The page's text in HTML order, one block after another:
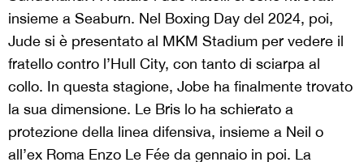
insieme a Seaburn. Nel Boxing Day del 2024, poi,
Jude si è presentato al MKM Stadium per vedere il
fratello contro l’Hull City, con tanto di sciarpa al
collo. In questa stagione, Jobe ha finalmente trovato
la sua dimensione. Le Bris lo ha schierato a
protezione della linea difensiva, insieme a Neil o
all’ex Roma Enzo Le Fée da gennaio in poi. La